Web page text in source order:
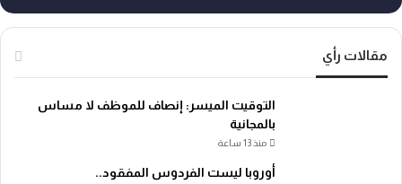
مقالات رأي
التوقيت الميسر: إنصاف للموظف لا مساس
بالمجانية
منذ 13 ساعة
أوروبا ليست الفردوس المفقود..